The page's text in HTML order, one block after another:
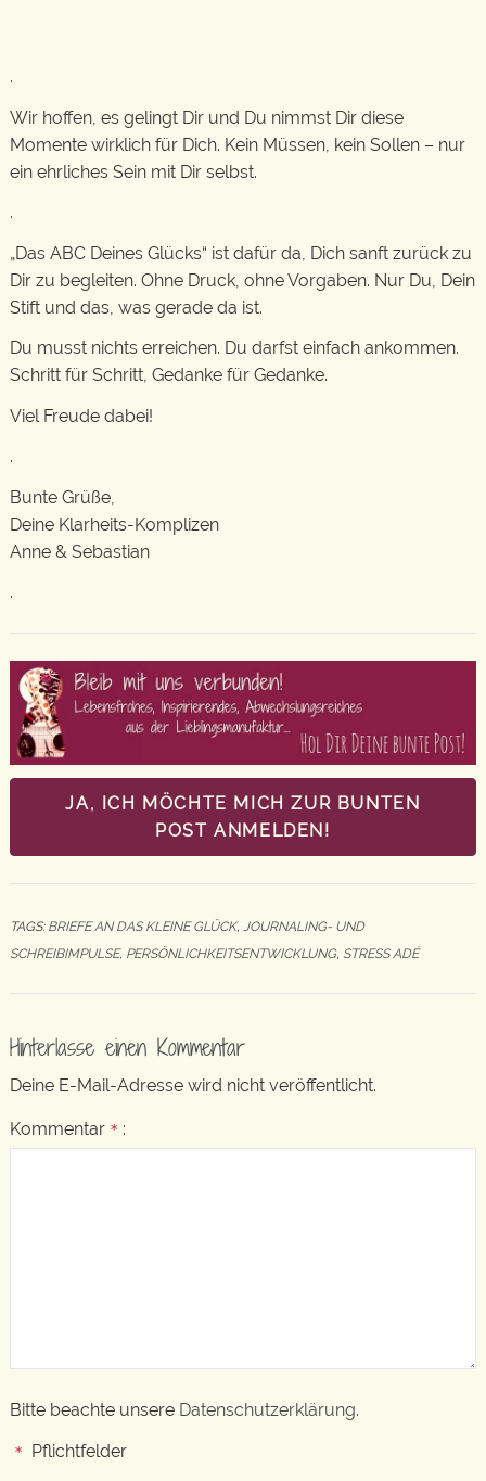
.
Wir hoffen, es gelingt Dir und Du nimmst Dir diese
Momente wirklich für Dich. Kein Müssen, kein Sollen – nur
ein ehrliches Sein mit Dir selbst.
.
„Das ABC Deines Glücks“ ist dafür da, Dich sanft zurück zu
Dir zu begleiten. Ohne Druck, ohne Vorgaben. Nur Du, Dein
Stift und das, was gerade da ist.
Du musst nichts erreichen. Du darfst einfach ankommen.
Schritt für Schritt, Gedanke für Gedanke.
Viel Freude dabei!
.
Bunte Grüße,
Deine Klarheits-Komplizen
Anne & Sebastian
.
JA, ICH MÖCHTE MICH ZUR BUNTEN
POST ANMELDEN!
TAGS: BRIEFE AN DAS KLEINE GLÜCK, JOURNALING- UND
SCHREIBIMPULSE, PERSÖNLICHKEITSENTWICKLUNG, STRESS ADÉ
Hinterlasse einen Kommentar
Deine E-Mail-Adresse wird nicht veröffentlicht.
Kommentar * :
Bitte beachte unsere Datenschutzerklärung.
* Pflichtfelder